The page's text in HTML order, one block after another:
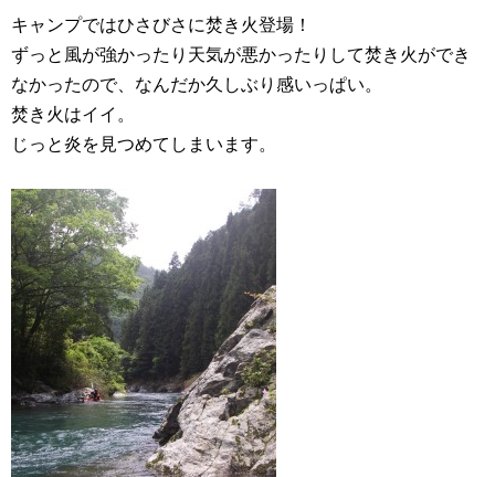
キャンプではひさびさに焚き火登場！
ずっと風が強かったり天気が悪かったりして焚き火ができ
なかったので、なんだか久しぶり感いっぱい。
焚き火はイイ。
じっと炎を見つめてしまいます。